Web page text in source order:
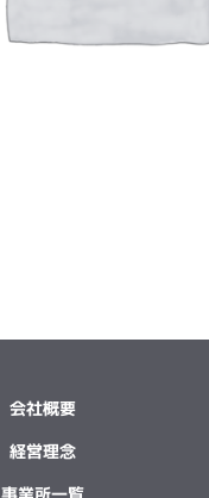
会社概要
経営理念
事業所一覧